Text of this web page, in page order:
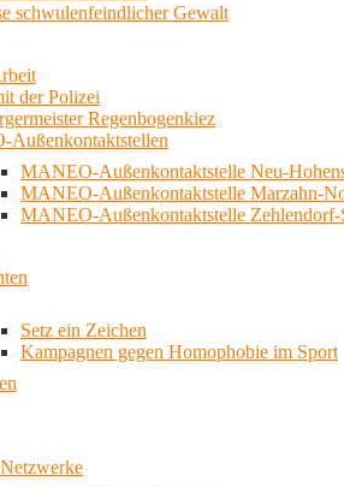
schwulenfeindlicher Gewalt
der Polizei
Regenbogenkiez
Außenkontaktstellen
MANEO-Außenkontaktstelle Neu-
MANEO-Außenkontaktstelle Marzahn-
MANEO-Außenkontaktstelle Zehlendorf-
Setz ein Zeichen
Kampagnen gegen Homophobie im Sport